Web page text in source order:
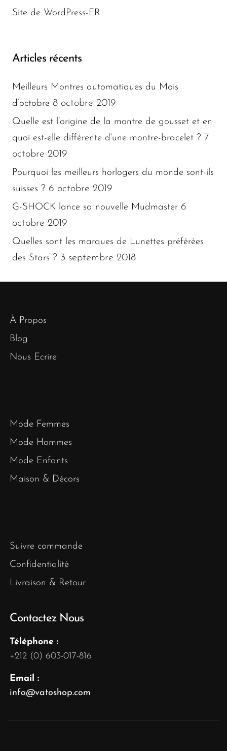
Site de WordPress-FR
Articles récents
Meilleurs Montres automatiques du Mois
d’octobre 8 octobre 2019
Quelle est l’origine de la montre de gousset et en
quoi est-elle différente d’une montre-bracelet ? 7
octobre 2019
Pourquoi les meilleurs horlogers du monde sont-ils
suisses ? 6 octobre 2019
G-SHOCK lance sa nouvelle Mudmaster 6
octobre 2019
Quelles sont les marques de Lunettes préférées
des Stars ? 3 septembre 2018
À Propos
Blog
Nous Ecrire
Mode Femmes
Mode Hommes
Mode Enfants
Maison & Décors
Suivre commande
Confidentialité
Livraison & Retour
Contactez Nous
Téléphone :
+212 (0) 603-017-816
Email :
info@vatoshop.com